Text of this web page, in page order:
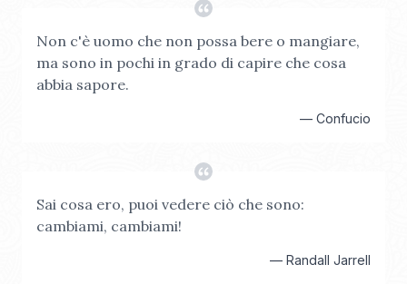
Non c'è uomo che non possa bere o mangiare,
ma sono in pochi in grado di capire che cosa
abbia sapore.
— Confucio
Sai cosa ero, puoi vedere ciò che sono:
cambiami, cambiami!
— Randall Jarrell